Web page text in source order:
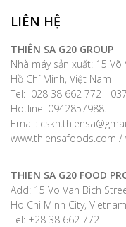
LIÊN HỆ
THIÊN SA G20 GROUP
Nhà máy sản xuất: 15 Võ
Hồ Chí Minh, Việt Nam
Tel: 028 38 662 772 -
Hotline: 0942857988.
Email:
www.thiensafoods.com /
THIEN SA G20 FOOD
Add: 15 Vo Van Bich
Ho Chi Minh City, Vietnam
Tel: +28 38 662 772